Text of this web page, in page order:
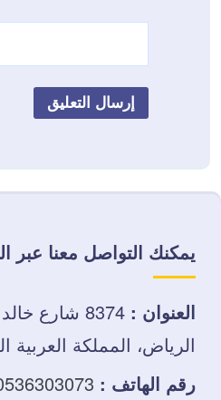
يمكنك التواصل معنا عبر
العنوان :
8374 شارع
الرياض، المملكة العربية
رقم الهاتف :